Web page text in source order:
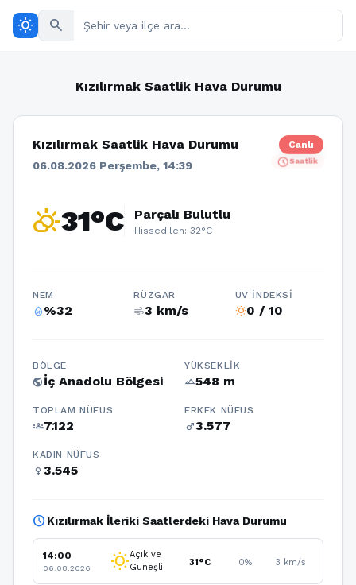
wb_sunny search
Kızılırmak Saatlik Hava Durumu
Kızılırmak Saatlik Hava Durumu
06.08.2026 Perşembe, 14:39
Canlı
scheduleSaatlik
partly_cloudy_day31°C Parçalı Bulutlu
Hissedilen: 32°C
NEM
humidity_percentage%32
RÜZGAR
air3 km/s
UV İNDEKSI
wb_sunny0 / 10
BÖLGE
publicİç Anadolu Bölgesi
YÜKSEKLIK
terrain548 m
TOPLAM NÜFUS
groups7.122
ERKEK NÜFUS
male3.577
KADIN NÜFUS
female 3.545
scheduleKızılırmak İleriki Saatlerdeki Hava Durumu
14:00
06.08.2026 wb_sunnyAçık ve
Güneşli
31°C 0% 3 km/s